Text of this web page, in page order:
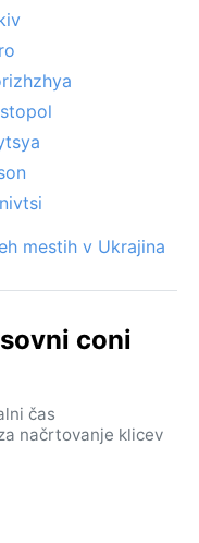
mestih v Ukrajina
coni
čas
načrtovanje klicev